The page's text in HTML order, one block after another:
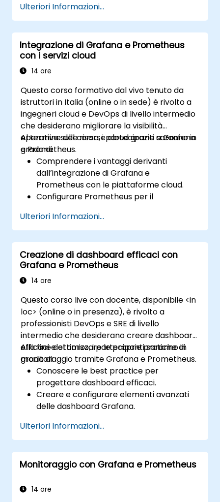
una risoluzione più rapida dei problemi.
Utilizzare Grafana per visualizzare e
gestire efficacemente gli allarmi.
Ulteriori Informazioni...
Integrazione di Grafana e Prometheus
con i servizi cloud
14 ore
Questo corso formativo dal vivo tenuto da
istruttori in Italia (online o in sede) è rivolto a
ingegneri cloud e DevOps di livello intermedio
che desiderano migliorare la visibilità
operativa sulle risorse cloud grazie a Grafana
e Prometheus.
Al termine del corso, i partecipanti saranno in
grado di:
Comprendere i vantaggi derivanti
dall’integrazione di Grafana e
Prometheus con le piattaforme cloud.
Configurare Prometheus per il
cloud.
Impostare Grafana in modo da
visualizzare correttamente le metriche
dei servizi cloud.
Sfruttare gli strumenti e le integrazioni
nativi del cloud per garantire una
Ulteriori Informazioni...
Creazione di dashboard efficaci con
Grafana e Prometheus
14 ore
Questo corso live con docente, disponibile <in
loc> (online o in presenza), è rivolto a
professionisti DevOps e SRE di livello
intermedio che desiderano creare dashboard
efficaci e ottimizzare le proprie pratiche di
monitoraggio tramite Grafana e Prometheus.
Alla fine del corso, i partecipanti saranno in
grado di:
Conoscere le best practice per
progettare dashboard efficaci.
Creare e configurare elementi avanzati
delle dashboard Grafana.
realizzare dashboard dinamiche e
riutilizzabili.
Implementare meccanismi di avviso per
aumentare la consapevolezza operativa.
Ulteriori Informazioni...
Monitoraggio con Grafana e Prometheus
14 ore